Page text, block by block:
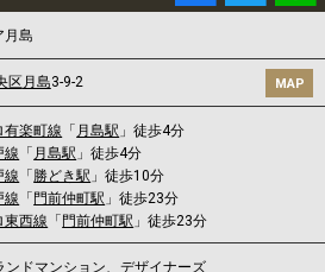
月島
区 月島3-9-2 MAP
有楽町線 「 月島駅 」徒歩4分
線 「 月島駅 」徒歩4分
線 「 勝どき駅 」徒歩10分
線 「 門前仲町駅 」徒歩23分
東西線 「 門前仲町駅 」徒歩23分
ンドマンション、デザイナーズ